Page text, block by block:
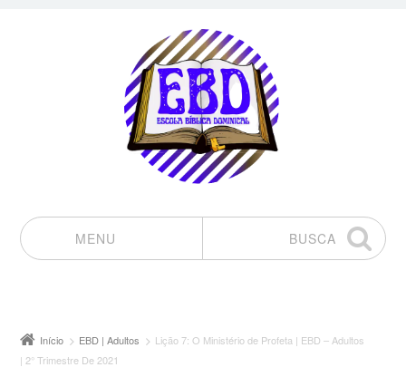
MENU
BUSCA
Início EBD | Adultos
Lição 7: O Ministério de Profeta | EBD – Adultos
| 2° Trimestre De 2021